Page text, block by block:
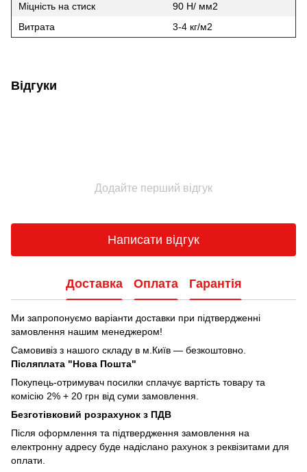
Міцність на стиск
90 Н/ мм2
Витрата
3-4 кг/м2
Відгуки
Додайте перший відгук
Написати відгук
Доставка Оплата Гарантія
Ми запропонуємо варіанти доставки при підтвердженні
замовлення нашим менеджером!
Самовивіз з нашого складу в м.Київ — безкоштовно.
Післяплата "Нова Пошта"
Покупець-отримувач посилки сплачує вартість товару та
комісію 2% + 20 грн від суми замовлення.
Безготівковий розрахунок з ПДВ
Після оформлення та підтвердження замовлення на
електронну адресу буде надіслано рахунок з реквізитами для
оплати.